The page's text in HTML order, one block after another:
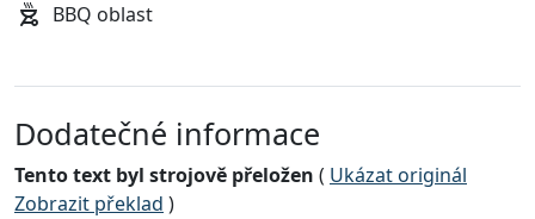
BBQ oblast
Dodatečné informace
Tento text byl strojově přeložen ( Ukázat originál
Zobrazit překlad )